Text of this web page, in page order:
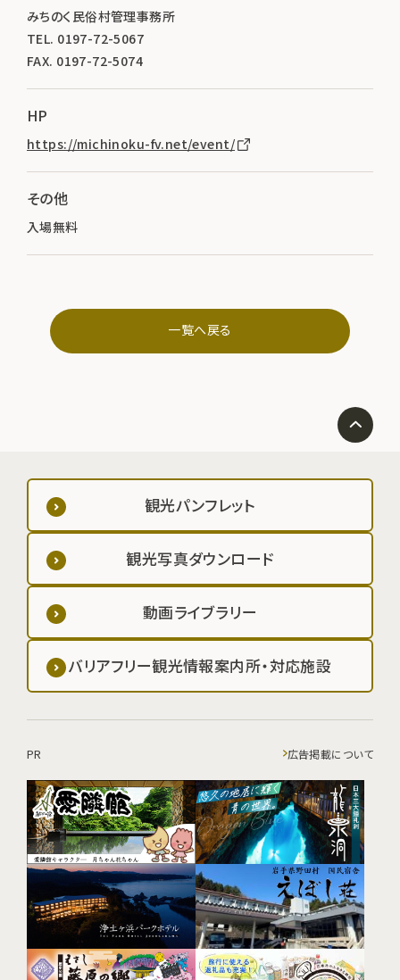
みちのく民俗村管理事務所
TEL. 0197-72-5067
FAX. 0197-72-5074
HP
https://michinoku-fv.net/event/
その他
入場無料
一覧へ戻る
観光パンフレット
観光写真ダウンロード
動画ライブラリー
バリアフリー観光情報案内所・対応施設
PR 広告掲載について